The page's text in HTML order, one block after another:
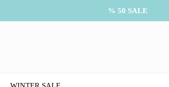
% 50 SALE